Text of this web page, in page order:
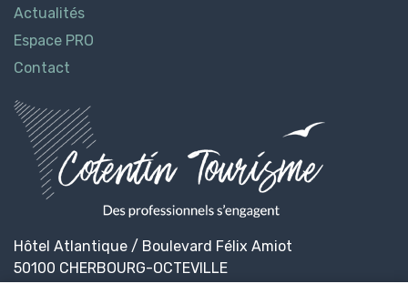
Actualités
Espace PRO
Contact
Hôtel Atlantique / Boulevard Félix Amiot
50100 CHERBOURG-OCTEVILLE